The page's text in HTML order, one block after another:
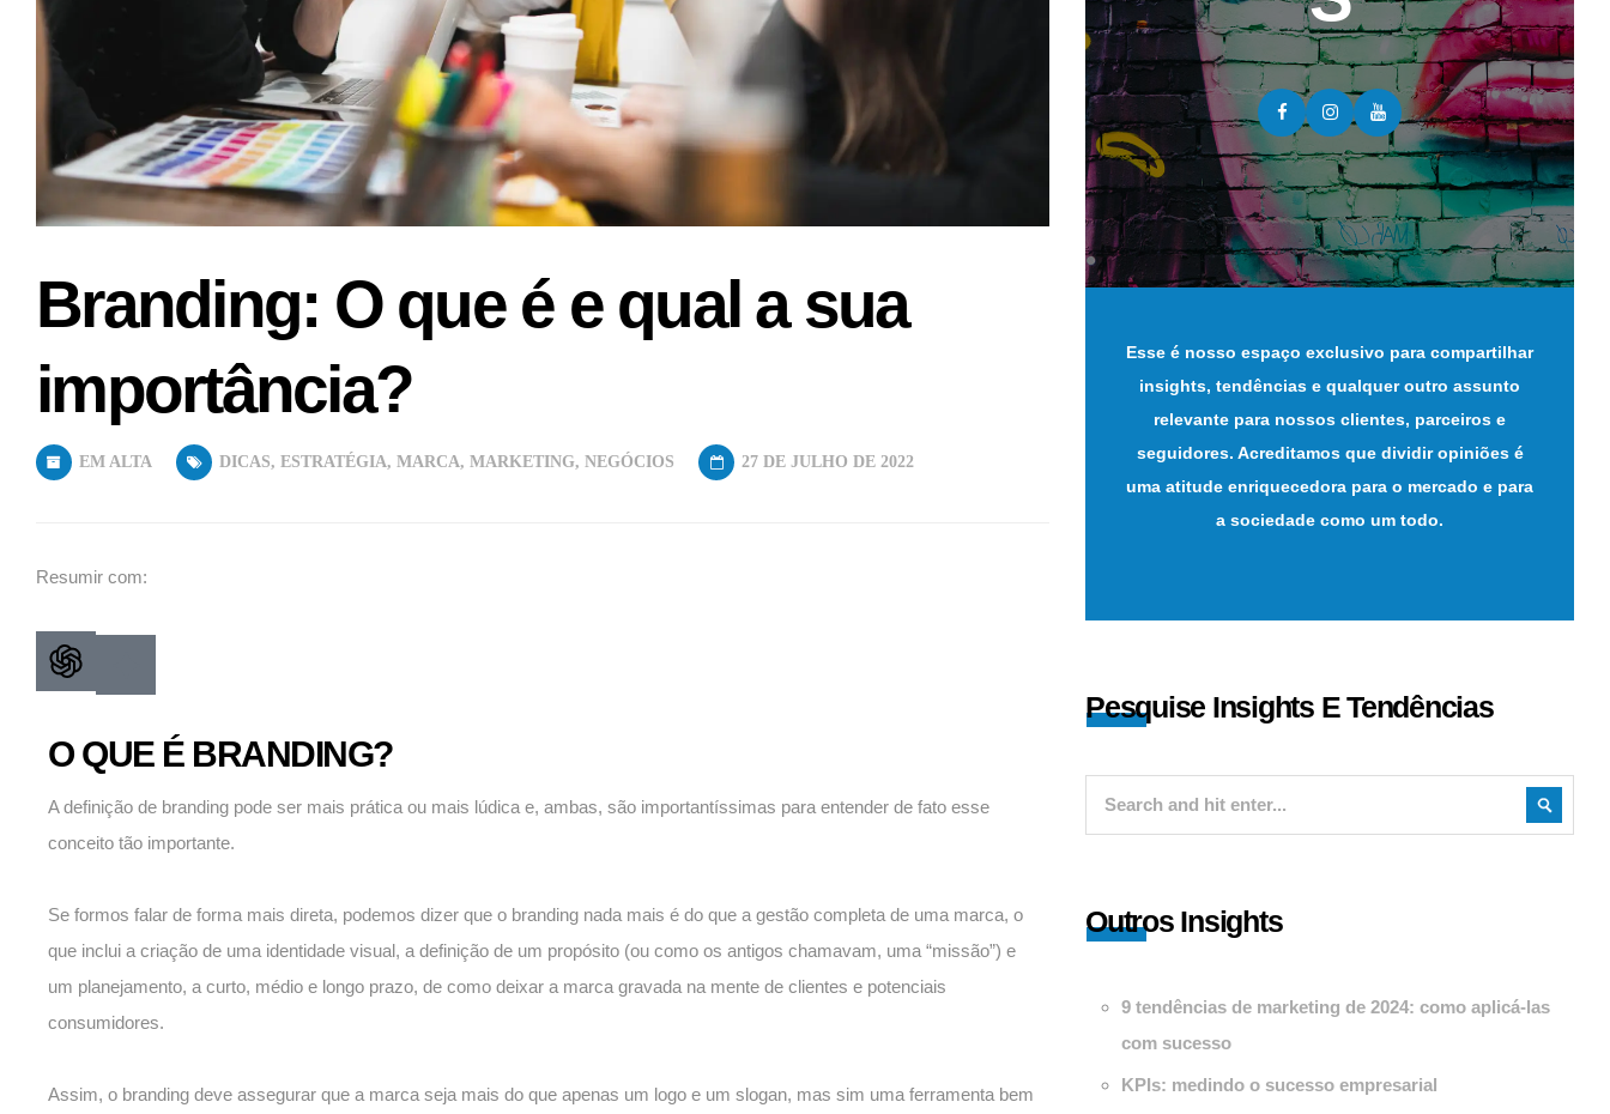
Branding: O que é e qual a sua
importância?
EM ALTA DICAS, ESTRATÉGIA, MARCA, MARKETING, NEGÓCIOS 27 DE JULHO DE 2022
Resumir com:
O QUE É BRANDING?
A definição de branding pode ser mais prática ou mais lúdica e, ambas, são importantíssimas para entender de fato esse
conceito tão importante.
Se formos falar de forma mais direta, podemos dizer que o branding nada mais é do que a gestão completa de uma marca, o
que inclui a criação de uma identidade visual, a definição de um propósito (ou como os antigos chamavam, uma “missão”) e
um planejamento, a curto, médio e longo prazo, de como deixar a marca gravada na mente de clientes e potenciais
consumidores.
Assim, o branding deve assegurar que a marca seja mais do que apenas um logo e um slogan, mas sim uma ferramenta bem
Esse é nosso espaço exclusivo para compartilhar
insights, tendências e qualquer outro assunto
relevante para nossos clientes, parceiros e
seguidores. Acreditamos que dividir opiniões é
uma atitude enriquecedora para o mercado e para
a sociedade como um todo.
Pesquise Insights E Tendências
Outros Insights
9 tendências de marketing de 2024: como aplicá-las
com sucesso
KPIs: medindo o sucesso empresarial